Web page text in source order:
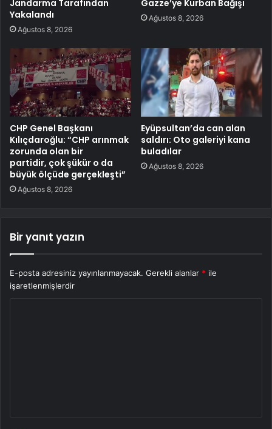
Jandarma Tarafından
Yakalandı
Ağustos 8, 2026
Gazze’ye Kurban Bağışı
Ağustos 8, 2026
CHP Genel Başkanı
Kılıçdaroğlu: “CHP arınmak
zorunda olan bir
partidir, çok şükür o da
büyük ölçüde gerçekleşti”
Ağustos 8, 2026
Eyüpsultan’da can alan
saldırı: Oto galeriyi kana
buladılar
Ağustos 8, 2026
Bir yanıt yazın
E-posta adresiniz yayınlanmayacak. Gerekli alanlar * ile
işaretlenmişlerdir